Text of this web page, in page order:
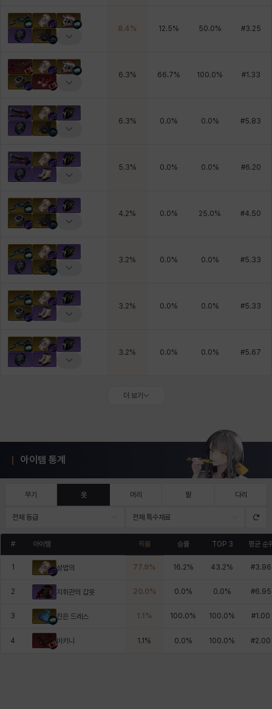
8.4% 12.5% 50.0% #3.25
6.3% 66.7% 100.0% #1.33
6.3% 0.0% 0.0% #5.83
5.3% 0.0% 0.0% #6.20
4.2% 0.0% 25.0% #4.50
3.2% 0.0% 0.0% #5.33
3.2% 0.0% 0.0% #5.33
3.2% 0.0% 0.0% #5.67
더 보기
아이템 통계
무기 옷 머리 팔 다리
전체 등급 전체 특수재료
# 아이템 픽률 승률 TOP 3 평균 순
1 성법의 77.9% 16.2% 43.2% #3.96
2 지휘관의 갑옷 20.0% 0.0% 0.0% #6.95
3 진은 드레스 1.1 % 100.0% 100.0% #1.00
4 비키니 1.1 % 0.0% 100.0% #2.00